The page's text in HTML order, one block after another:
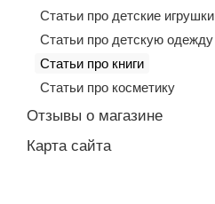
Статьи про детские игрушки
Статьи про детскую одежду
Статьи про книги
Статьи про косметику
Отзывы о магазине
Карта сайта